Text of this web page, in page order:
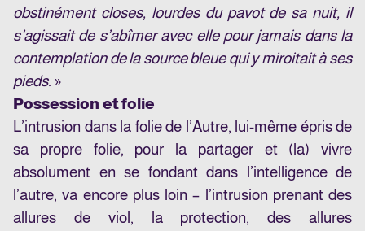
obstinément closes, lourdes du pavot de sa nuit, il
s’agissait de s’abîmer avec elle pour jamais dans la
contemplation de la source bleue qui y miroitait à ses
pieds. »
Possession et folie
L’intrusion dans la folie de l’Autre, lui-même épris de
sa propre folie, pour la partager et (la) vivre
absolument en se fondant dans l’intelligence de
l’autre, va encore plus loin – l’intrusion prenant des
allures de viol, la protection, des allures